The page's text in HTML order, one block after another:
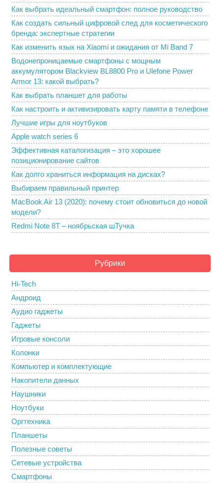
Как выбрать идеальный смартфон: полное руководство
Как создать сильный цифровой след для косметического
бренда: экспертные стратегии
Как изменить язык на Xiaomi и ожидания от Mi Band 7
Водонепроницаемые смартфоны с мощным
аккумулятором Blackview BL8800 Pro и Ulefone Power
Armor 13: какой выбрать?
Как выбрать планшет для работы
Как настроить и активизировать карту памяти в телефоне
Лучшие игры для ноутбуков
Apple watch series 6
Эффективная каталогизация – это хорошее
позиционирование сайтов
Как долго храниться информация на дисках?
Выбираем правильный принтер
MacBook Air 13 (2020): почему стоит обновиться до новой
модели?
Redmi Note 8T – ноябрьская шТучка
Рубрики
Hi-Tech
Андроид
Аудио гаджеты
Гаджеты
Игровые консоли
Колонки
Компьютер и комплектующие
Накопители данных
Наушники
Ноутбуки
Оргтехника
Планшеты
Полезные советы
Сетевые устройства
Смартфоны